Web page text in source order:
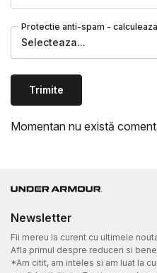
Protectie anti-spam -
Selecteaza...
Trimite
Momentan nu există
Newsletter
Fii mereu la curent cu ultimele
Afla primul despre reduceri si
*Am citit, am inteles si am luat la